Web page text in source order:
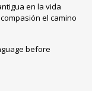
en la vida
el camino
before